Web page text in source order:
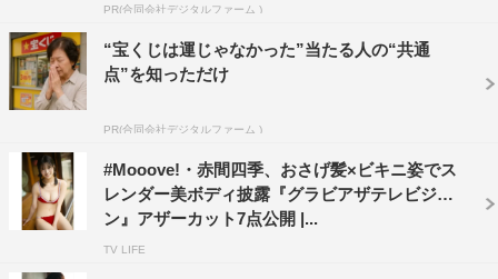
PR(合同会社デジタルファーム )
“宝くじは運じゃなかった”当たる人の“共通
点”を知っただけ
PR(合同会社デジタルファーム )
#Mooove!・赤間四季、おさげ髪×ビキニ姿でス
レンダー美ボディ披露『グラビアザテレビジョ
ン』アザーカット7点公開 |...
TV LIFE